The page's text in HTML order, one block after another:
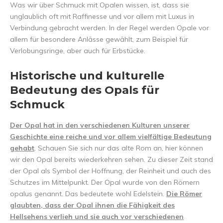
Was wir über Schmuck mit Opalen wissen, ist, dass sie
unglaublich oft mit Raffinesse und vor allem mit Luxus in
Verbindung gebracht werden. In der Regel werden Opale vor
allem für besondere Anlässe gewählt, zum Beispiel für
Verlobungsringe, aber auch für Erbstücke.
Historische und kulturelle
Bedeutung des Opals für
Schmuck
Der Opal hat in den verschiedenen Kulturen unserer
Geschichte eine reiche und vor allem vielfältige Bedeutung
gehabt. Schauen Sie sich nur das alte Rom an, hier können
wir den Opal bereits wiederkehren sehen. Zu dieser Zeit stand
der Opal als Symbol der Hoffnung, der Reinheit und auch des
Schutzes im Mittelpunkt. Der Opal wurde von den Römern
opalus genannt. Das bedeutete wohl Edelstein. Die Römer
glaubten, dass der Opal ihnen die Fähigkeit des
Hellsehens verlieh und sie auch vor verschiedenen